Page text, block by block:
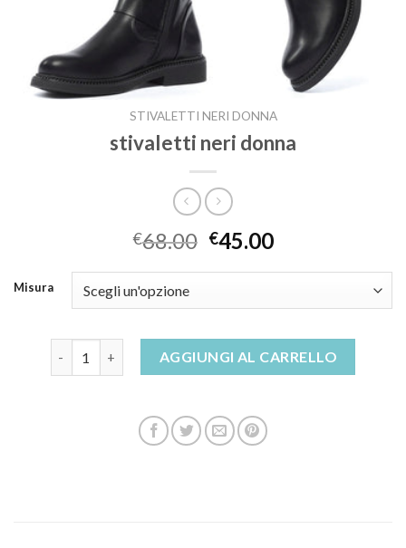
STIVALETTI NERI DONNA
stivaletti neri donna
€68.00 €45.00
Misura
stivaletti neri donna quantitàAGGIUNGI AL CARRELLO